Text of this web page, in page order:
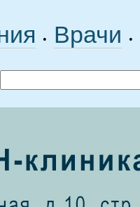
• Врачи •